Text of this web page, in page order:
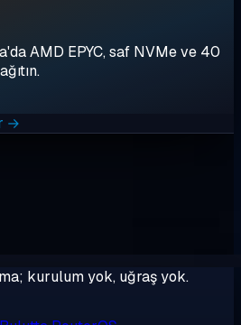
AMD EPYC, saf NVMe ve 40
→
kurulum yok, uğraş yok.